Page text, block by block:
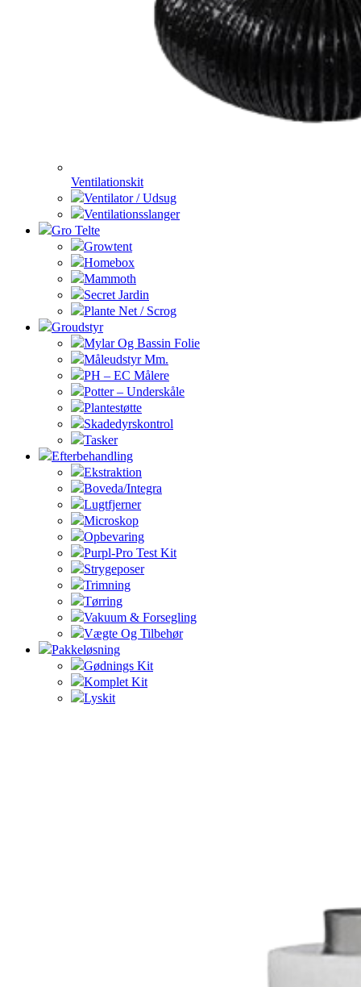
Ventilationskit
Ventilator / Udsug
Ventilationsslanger
Gro Telte
Growtent
Homebox
Mammoth
Secret Jardin
Plante Net / Scrog
Groudstyr
Mylar Og Bassin Folie
Måleudstyr Mm.
PH – EC Målere
Potter – Underskåle
Plantestøtte
Skadedyrskontrol
Tasker
Efterbehandling
Ekstraktion
Boveda/Integra
Lugtfjerner
Microskop
Opbevaring
Purpl-Pro Test Kit
Strygeposer
Trimning
Tørring
Vakuum & Forsegling
Vægte Og Tilbehør
Pakkeløsning
Gødnings Kit
Komplet Kit
Lyskit